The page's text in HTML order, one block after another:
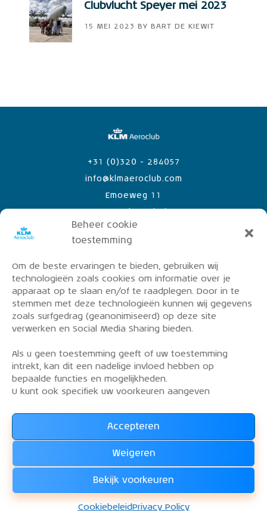
Beheer cookie
toestemming
Om de beste ervaringen te bieden, gebruiken wij
technologieën zoals cookies om informatie over je
apparaat op te slaan en/of te raadplegen. Door in te
stemmen met deze technologieën kunnen wij gegevens
zoals surfgedrag (geanonimiseerd) op deze site
verwerken en Social Media Sharing bieden.
Als u geen toestemming geeft of uw toestemming
intrekt, kan dit een nadelige invloed hebben op
bepaalde functies en mogelijkheden.
U kunt ook specifiek uw voorkeuren aangeven
Accepteren
Weigeren
Bekijk voorkeuren
Cookiebeleid Privacy Policy
Clubvlucht Speyer mei 2023
15 MEI 2023 BY BART DE KIEWIT
Emoeweg 11
info@klmaeroclub.com
+31 (0)320 - 284057
PRIVACY POLICY
OVER DE KLM AEROCLUB
VLIEGLESSEN
VLOOT
Word lid van de KLM Aeroclub. Basis lid, simulator
lid of vliegend lid. Ook niet KLM-ers zijn welkom!
Lees alles over het lidmaatschap van de KLM Aeroclub
WORD LID !!!
© 2026. Alle rechten voorbehouden.